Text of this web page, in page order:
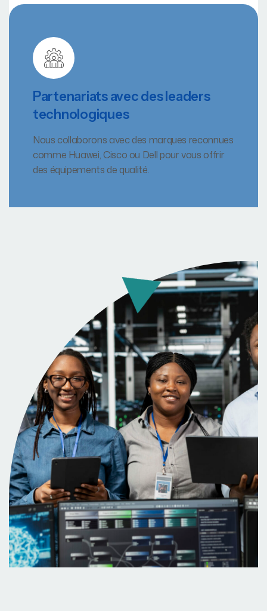
Partenariats avec des leaders
technologiques
Nous collaborons avec des marques reconnues
comme Huawei, Cisco ou Dell pour vous offrir
des équipements de qualité.